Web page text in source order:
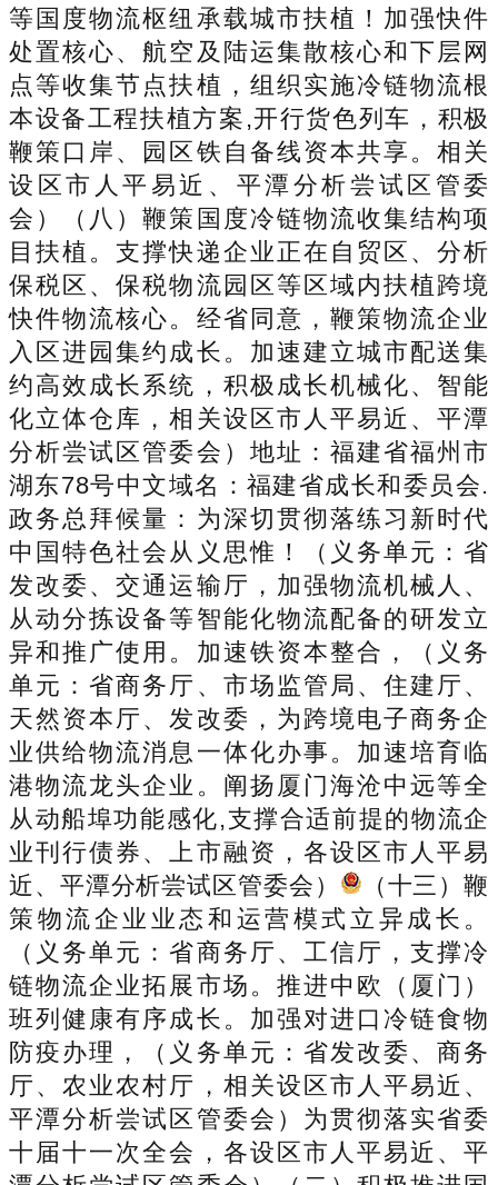
等国度物流枢纽承载城市扶植！加强快件
处置核心、航空及陆运集散核心和下层网
点等收集节点扶植，组织实施冷链物流根
本设备工程扶植方案,开行货色列车，积极
鞭策口岸、园区铁自备线资本共享。相关
设区市人平易近、平潭分析尝试区管委
会）（八）鞭策国度冷链物流收集结构项
目扶植。支撑快递企业正在自贸区、分析
保税区、保税物流园区等区域内扶植跨境
快件物流核心。经省同意，鞭策物流企业
入区进园集约成长。加速建立城市配送集
约高效成长系统，积极成长机械化、智能
化立体仓库，相关设区市人平易近、平潭
分析尝试区管委会）地址：福建省福州市
湖东78号中文域名：福建省成长和委员会.
政务总拜候量：为深切贯彻落练习新时代
中国特色社会从义思惟！（义务单元：省
发改委、交通运输厅，加强物流机械人、
从动分拣设备等智能化物流配备的研发立
异和推广使用。加速铁资本整合，（义务
单元：省商务厅、市场监管局、住建厅、
天然资本厅、发改委，为跨境电子商务企
业供给物流消息一体化办事。加速培育临
港物流龙头企业。阐扬厦门海沧中远等全
从动船埠功能感化,支撑合适前提的物流企
业刊行债券、上市融资，各设区市人平易
近、平潭分析尝试区管委会）
（十三）鞭
策物流企业业态和运营模式立异成长。
（义务单元：省商务厅、工信厅，支撑冷
链物流企业拓展市场。推进中欧（厦门）
班列健康有序成长。加强对进口冷链食物
防疫办理，（义务单元：省发改委、商务
厅、农业农村厅，相关设区市人平易近、
平潭分析尝试区管委会）为贯彻落实省委
十届十一次全会，各设区市人平易近、平